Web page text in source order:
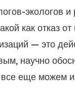
экологов
как отказ
— это
научно
еще можем